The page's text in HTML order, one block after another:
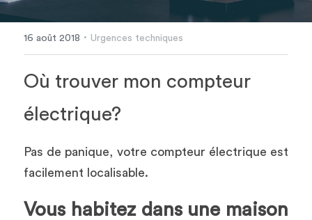
16 août 2018 · Urgences techniques
Où trouver mon compteur
électrique?
Pas de panique, votre compteur électrique est
facilement localisable.
Vous habitez dans une maison